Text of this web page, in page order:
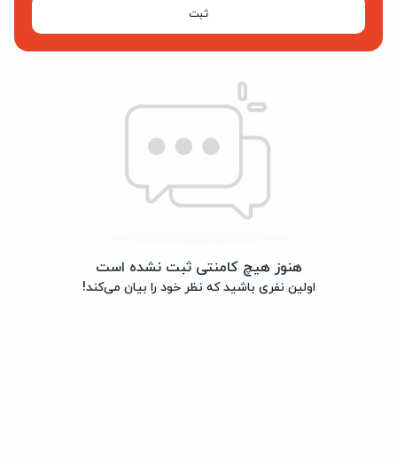
ثبت
هنوز هیچ کامنتی ثبت نشده است
اولین نفری باشید که نظر خود را بیان می‌کند!